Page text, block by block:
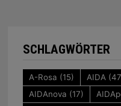
SCHLAGWÖRTER
A-Rosa (15) AIDA
AIDAnova (17)